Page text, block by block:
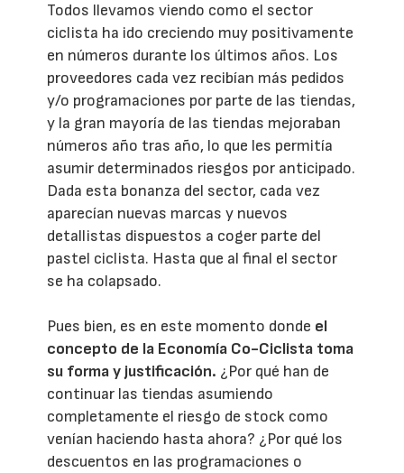
Todos llevamos viendo como el sector
ciclista ha ido creciendo muy positivamente
en números durante los últimos años. Los
proveedores cada vez recibían más pedidos
y/o programaciones por parte de las tiendas,
y la gran mayoría de las tiendas mejoraban
números año tras año, lo que les permitía
asumir determinados riesgos por anticipado.
Dada esta bonanza del sector, cada vez
aparecían nuevas marcas y nuevos
detallistas dispuestos a coger parte del
pastel ciclista. Hasta que al final el sector
se ha colapsado.
Pues bien, es en este momento donde el
concepto de la Economía Co-Ciclista toma
su forma y justificación. ¿Por qué han de
continuar las tiendas asumiendo
completamente el riesgo de stock como
venían haciendo hasta ahora? ¿Por qué los
descuentos en las programaciones o